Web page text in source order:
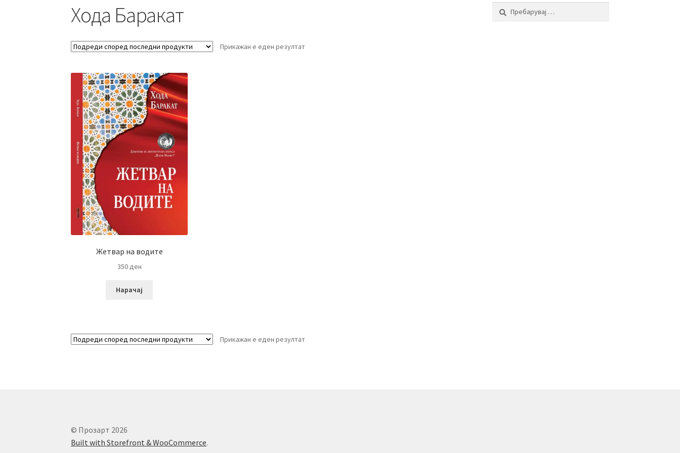
Хода Баракат
Прикажан е еден резултат
Жетвар на водите
350ден
Нарачај
Прикажан е еден резултат
Пребарувај
© Прозарт 2026
Built with Storefront & WooCommerce.